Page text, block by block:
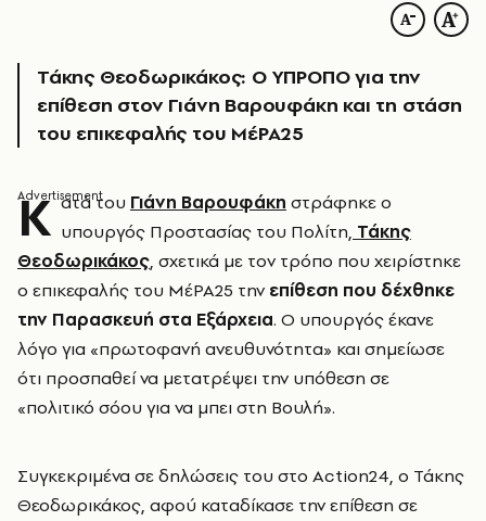
Τάκης Θεοδωρικάκος: Ο ΥΠΡΟΠΟ για την
επίθεση στον Γιάνη Βαρουφάκη και τη στάση
του επικεφαλής του ΜέΡΑ25
Κ ατά του Γιάνη Βαρουφάκη στράφηκε ο
υπουργός Προστασίας του Πολίτη, Τάκης
Θεοδωρικάκος, σχετικά με τον τρόπο που χειρίστηκε
ο επικεφαλής του ΜέΡΑ25 την επίθεση που δέχθηκε
την Παρασκευή στα Εξάρχεια. Ο υπουργός έκανε
λόγο για «πρωτοφανή ανευθυνότητα» και σημείωσε
ότι προσπαθεί να μετατρέψει την υπόθεση σε
«πολιτικό σόου για να μπει στη Βουλή».
Συγκεκριμένα σε δηλώσεις του στο Action24, o Τάκης
Θεοδωρικάκος, αφού καταδίκασε την επίθεση σε